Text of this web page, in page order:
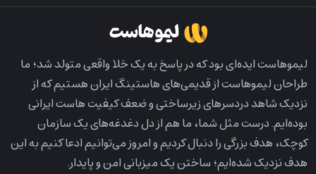
لیمو‌هاست ایده‌ای بود که در پاسخ به یک خلا واقعی متولد شد؛ ما
طراحان لیمو‌هاست از قدیمی‌های هاستینگ ایران هستیم که از
نزدیک شاهد دردسرهای زیرساختی و ضعف کیفیت هاست ایرانی
بوده‌ایم. درست مثل شما، ما هم از دل دغدغه‌های یک سازمان
کوچک، هدف بزرگی را دنبال کردیم و امروز می‌توانیم ادعا کنیم به این
هدف نزدیک شده‌ایم؛ ساختن یک میزبانی امن و پایدار.